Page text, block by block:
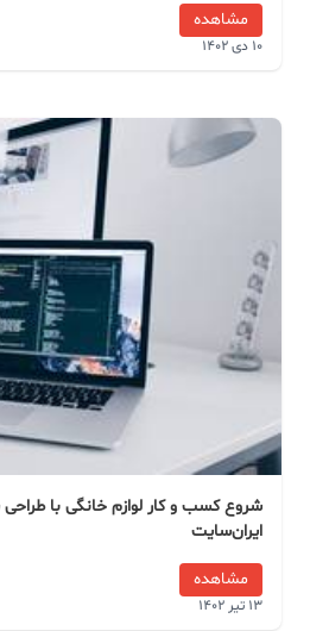
مشاهده
10 دی 1402
شروع کسب و کار لوازم خانگی با
ایران‌سایت
مشاهده
13 تیر 1402